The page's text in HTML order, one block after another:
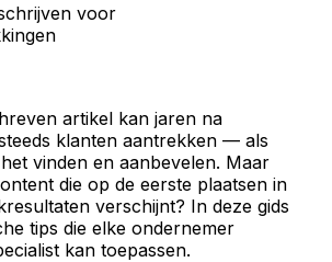
voor
artikel kan jaren na
klanten aantrekken — als
vinden en aanbevelen. Maar
die op de eerste plaatsen in
verschijnt? In deze gids
tips die elke ondernemer
kan toepassen.